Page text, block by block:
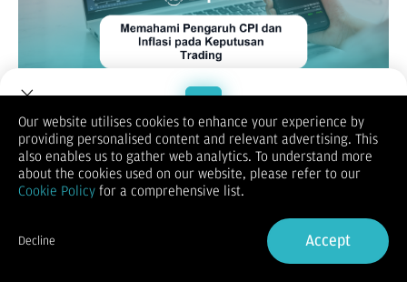
Memahami indikator ekonomi sangat penting untuk membuat
keputusan yang tepat dalam dunia trading. Indeks Harga
Konsumen, atau CPI, adalah salah satu indikator yang paling
sering diperhatikan oleh para trader. Tingkat inflasi suatu
negara diukur dengan CPI, yang merupakan salah satu
termasuk suku bunga bank sentral. Dalam artikel ini, kita akan
membahas hubungan antara CPI dan inflasi dan bagaimana
keduanya dapat berdampak pada keputusan trading.
Welcome to Dupoin.
Trade with a Trusted Broker
Sign in
Our website utilises cookies to enhance your experience by
providing personalised content and relevant advertising. This
also enables us to gather web analytics. To understand more
about the cookies used on our website, please refer to our
Cookie Policy for a comprehensive list.
Decline Accept